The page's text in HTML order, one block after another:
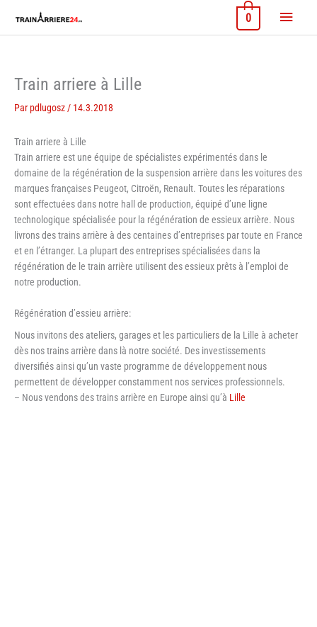
contenu
Menu
0
Train arriere à Lille
Par pdlugosz / 14.3.2018
Train arriere à Lille
Train arriere est une équipe de spécialistes expérimentés dans le
domaine de la régénération de la suspension arrière dans les voitures des
marques françaises Peugeot, Citroën, Renault. Toutes les réparations
sont effectuées dans notre hall de production, équipé d’une ligne
technologique spécialisée pour la régénération de essieux arrière. Nous
livrons des trains arrière à des centaines d’entreprises par toute en France
et en l’étranger. La plupart des entreprises spécialisées dans la
régénération de le train arrière utilisent des essieux prêts à l’emploi de
notre production.
Régénération d’essieu arrière:
Nous invitons des ateliers, garages et les particuliers de la Lille à acheter
dès nos trains arrière dans là notre société. Des investissements
diversifiés ainsi qu’un vaste programme de développement nous
permettent de développer constamment nos services professionnels.
– Nous vendons des trains arrière en Europe ainsi qu’à Lille